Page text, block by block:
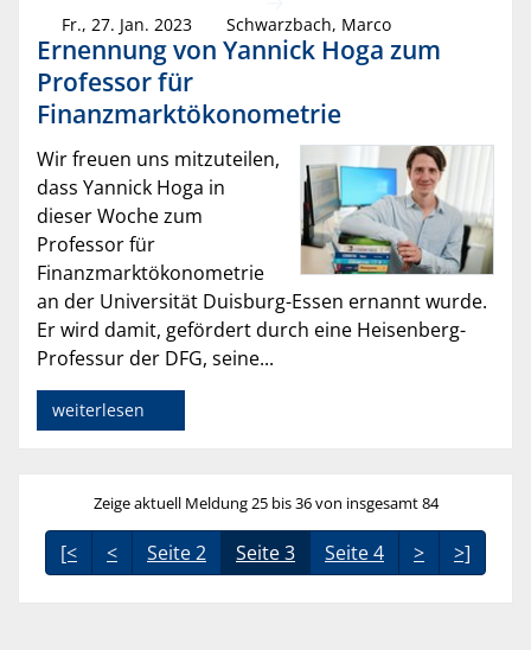
Fr., 27. Jan. 2023 Schwarzbach, Marco
Ernennung von Yannick Hoga zum
Professor für
Finanzmarktökonometrie
Wir freuen uns mitzuteilen,
dass Yannick Hoga in
dieser Woche zum
Professor für
Finanzmarktökonometrie
an der Universität Duisburg-Essen ernannt wurde.
Er wird damit, gefördert durch eine Heisenberg-
Professur der DFG, seine...
weiterlesen
Zeige aktuell Meldung 25 bis 36 von insgesamt 84
[< < Seite 2 Seite 3 Seite 4 > >]